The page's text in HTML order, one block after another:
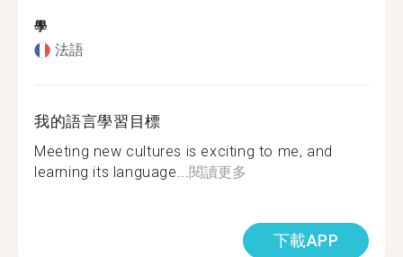
學
法語
我的語言學習目標
Meeting new cultures is exciting to me, and
learning its language...閱讀更多
下載APP